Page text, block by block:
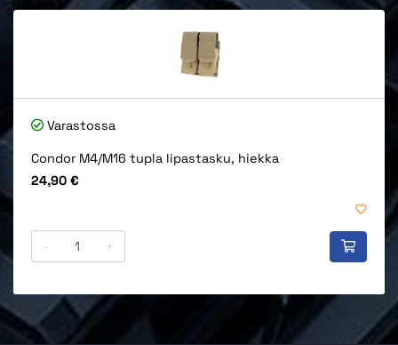
Varastossa
Condor M4/M16 tupla lipastasku, hiekka
Hinta
24,90 €
- +